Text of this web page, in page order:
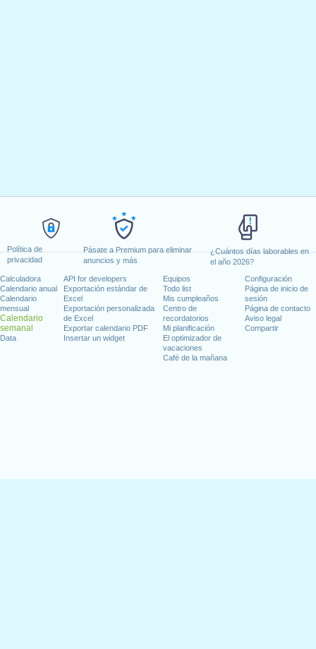
Política de
privacidad
Pásate a Premium para eliminar
anuncios y más
¿Cuántos días laborables en
el año 2026?
Calculadora
Calendario anual
Calendario
mensual
Calendario
semanal
Data
API for developers
Exportación estándar de
Excel
Exportación personalizada
de Excel
Exportar calendario PDF
Insertar un widget
Equipos
Todo list
Mis cumpleaños
Centro de
recordatorios
Mi planificación
El optimizador de
vacaciones
Café de la mañana
Configuración
Página de inicio de
sesión
Página de contacto
Aviso legal
Compartir